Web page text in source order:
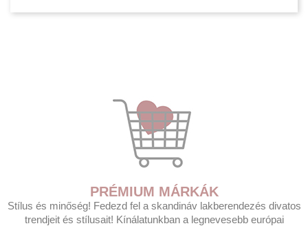
PRÉMIUM MÁRKÁK
Stílus és minőség! Fedezd fel a skandináv lakberendezés divatos
trendjeit és stílusait! Kínálatunkban a legnevesebb európai